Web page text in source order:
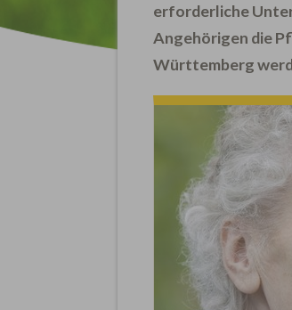
erforderliche
Angehörigen die
Württemberg